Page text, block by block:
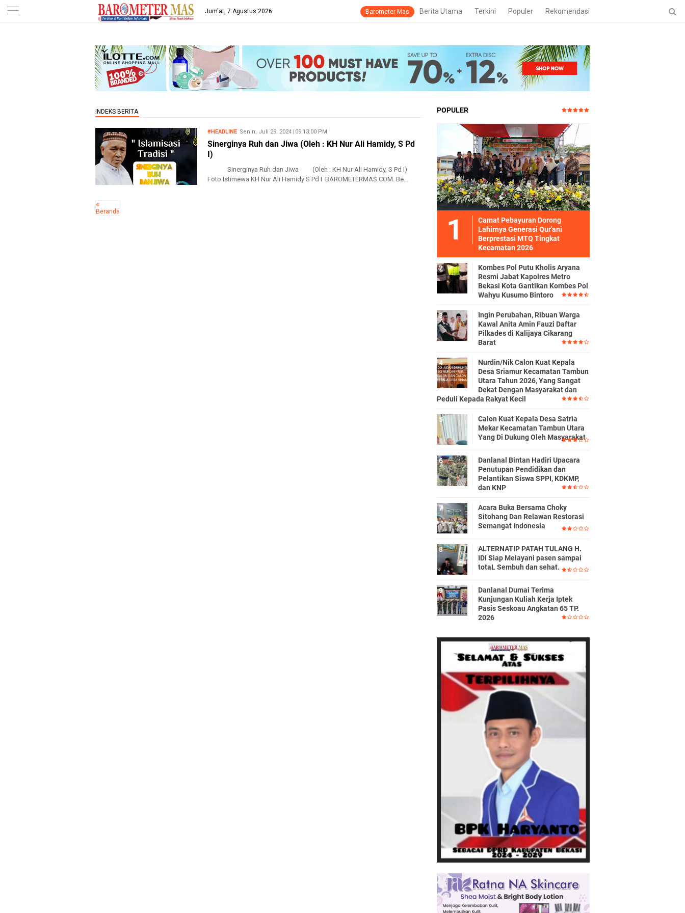
-->
Jum'at, 7 Agustus 2026 Barometer Mas Berita Utama Terkini Populer Rekomendasi
#HEADLINE Senin, Juli 29, 20247/29/2024 09:13:00 PM
Sinerginya Ruh dan Jiwa (Oleh : KH Nur Ali Hamidy, S Pd
I)
Sinerginya Ruh dan Jiwa (Oleh : KH Nur Ali Hamidy, S Pd I)
Foto Istimewa KH Nur Ali Hamidy S Pd I BAROMETERMAS.COM. Be...
Beranda
POPULER
Camat Pebayuran Dorong
Lahirnya Generasi Qur'ani
Berprestasi MTQ Tingkat
Kecamatan 2026
Kombes Pol Putu Kholis Aryana
Resmi Jabat Kapolres Metro
Bekasi Kota Gantikan Kombes Pol
Wahyu Kusumo Bintoro
Ingin Perubahan, Ribuan Warga
Kawal Anita Amin Fauzi Daftar
Pilkades di Kalijaya Cikarang
Barat
Nurdin/Nik Calon Kuat Kepala
Desa Sriamur Kecamatan Tambun
Utara Tahun 2026, Yang Sangat
Dekat Dengan Masyarakat dan
Peduli Kepada Rakyat Kecil
Calon Kuat Kepala Desa Satria
Mekar Kecamatan Tambun Utara
Yang Di Dukung Oleh Masyarakat
Danlanal Bintan Hadiri Upacara
Penutupan Pendidikan dan
Pelantikan Siswa SPPI, KDKMP,
dan KNP
Acara Buka Bersama Choky
Sitohang Dan Relawan Restorasi
Semangat Indonesia
ALTERNATIP PATAH TULANG H.
IDI Siap Melayani pasen sampai
totaL Sembuh dan sehat.
Danlanal Dumai Terima
Kunjungan Kuliah Kerja Iptek
Pasis Seskoau Angkatan 65 TP.
2026